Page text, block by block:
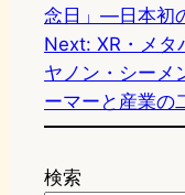
念日」—日本初
Next: XR・メ
ヤノン・シーメ
ーマーと産業の
検索